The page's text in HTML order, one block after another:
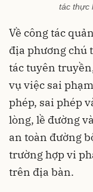
tác thực
Về công tác
địa phương chú
tác tuyên
vụ việc sai
phép, sai phép
lòng, lề đường
an toàn đường
trường hợp vi
trên địa bàn.